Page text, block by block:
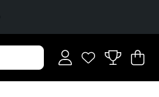
Önskelista
Antal i
.
.